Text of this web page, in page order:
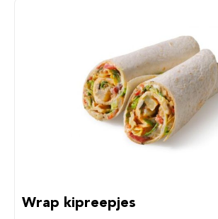
Wrap kipreepjes